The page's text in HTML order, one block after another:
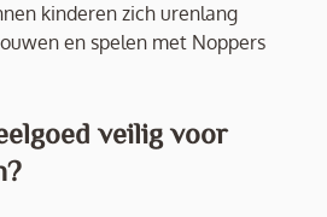
kinderen zich urenlang
en spelen met Noppers
veilig voor